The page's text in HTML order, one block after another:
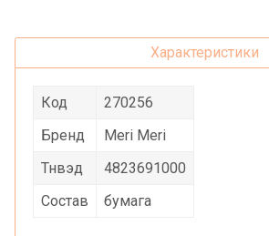
Характеристики
Код
270256
Бренд
Meri Meri
Тнвэд
4823691000
Состав
бумага